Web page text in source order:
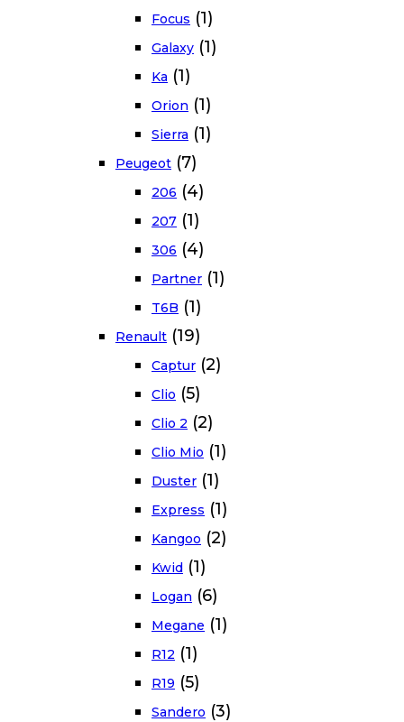
Focus (1)
Galaxy (1)
Ka (1)
Orion (1)
Sierra (1)
Peugeot (7)
206 (4)
207 (1)
306 (4)
Partner (1)
T6B (1)
Renault (19)
Captur (2)
Clio (5)
Clio 2 (2)
Clio Mio (1)
Duster (1)
Express (1)
Kangoo (2)
Kwid (1)
Logan (6)
Megane (1)
R12 (1)
R19 (5)
Sandero (3)